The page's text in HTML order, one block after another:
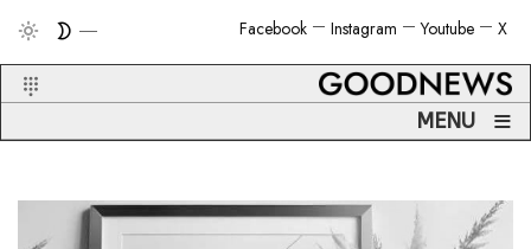
X
Youtube
Instagram
Facebook
MENU ≡